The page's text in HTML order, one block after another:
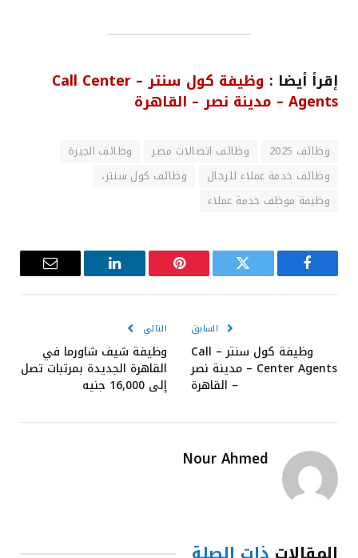
إقرأ أيضا : وظيفة كول سنتر – Call Center
Agents – مدينة نصر – القاهرة
وظائف 2025 وظائف اتصالات مصر
وظائف الجيزة
وظائف خدمة عملاء للرجال
وظائف كول سنتر،
وظيفة موظف خدمة عملاء
فيسبوك تويتر بينتيريست لينكدإن
البريد
السابق
وظيفة كول سنتر – Call
Center Agents – مدينة نصر
– القاهرة
التالي
وظيفة شيف شاورما في
القاهرة الجديدة بمرتبات تصل
إلى 16,000 جنيه
Nour Ahmed